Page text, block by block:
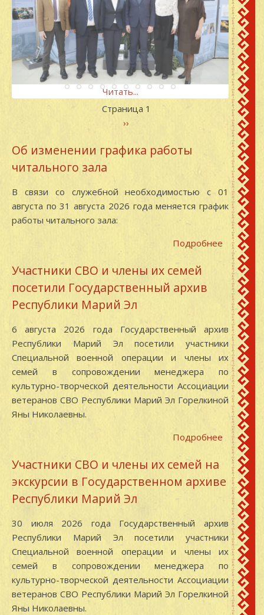
Читать...
Читать...
Читать...
Читать...
Читать...
Читать...
Читать...
Читать...
Читать...
Читать...
Нумерация
Страница 1
Следующая
››
Об изменении графика работы
читального зала
В связи со служебной необходимостью с 01
августа по 31 августа 2026 года меняется график
работы читального зала:
Подробнее
Об
графика
работы
зала
Участники СВО и члены их семей
посетили Государственный архив
Республики Марий Эл
6 августа 2026 года Государственный архив
Республики Марий Эл посетили участники
Специальной военной операции и члены их
семей в сопровождении менеджера по
культурно-творческой деятельности Ассоциации
ветеранов СВО Республики Марий Эл Горелкиной
Яны Николаевны.
Подробнее
СВО
и
члены
их
семей
посетили
архив
Марий
Эл
Участники СВО и члены их семей на
экскурсии в Государственном архиве
Республики Марий Эл
30 июля 2026 года Государственный архив
Республики Марий Эл посетили участники
Специальной военной операции и члены их
семей в сопровождении менеджера по
культурно-творческой деятельности Ассоциации
ветеранов СВО Республики Марий Эл Горелкиной
Яны Николаевны.